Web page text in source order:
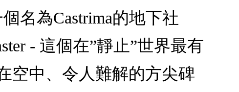
名為Castrima的地下社
- 這個在”靜止”世界最有
空中、令人難解的方尖碑